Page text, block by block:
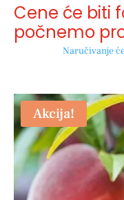
Cene će biti
počnemo
Naručivanje
Akcija!